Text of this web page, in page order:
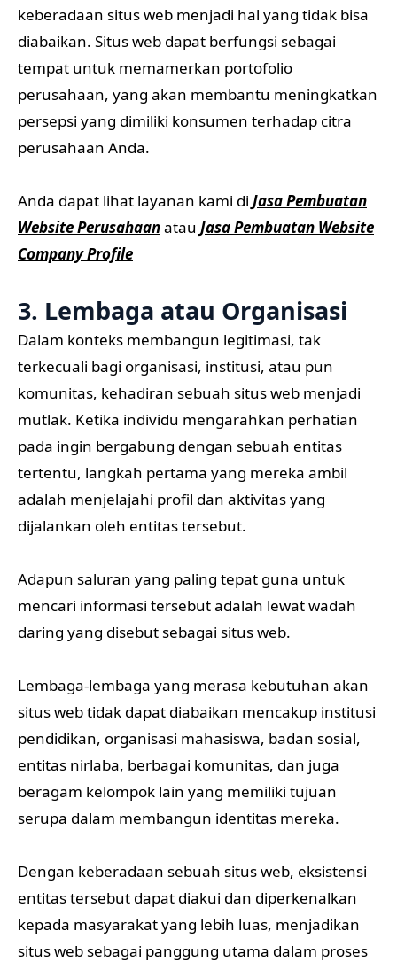
keberadaan situs web menjadi hal yang tidak bisa
diabaikan. Situs web dapat berfungsi sebagai
tempat untuk memamerkan portofolio
perusahaan, yang akan membantu meningkatkan
persepsi yang dimiliki konsumen terhadap citra
perusahaan Anda.
Anda dapat lihat layanan kami di Jasa Pembuatan
Website Perusahaanatau Jasa Pembuatan Website
Company Profile
3. Lembaga atau Organisasi
Dalam konteks membangun legitimasi, tak
terkecuali bagi organisasi, institusi, atau pun
komunitas, kehadiran sebuah situs web menjadi
mutlak. Ketika individu mengarahkan perhatian
pada ingin bergabung dengan sebuah entitas
tertentu, langkah pertama yang mereka ambil
adalah menjelajahi profil dan aktivitas yang
dijalankan oleh entitas tersebut.
Adapun saluran yang paling tepat guna untuk
mencari informasi tersebut adalah lewat wadah
daring yang disebut sebagai situs web.
Lembaga-lembaga yang merasa kebutuhan akan
situs web tidak dapat diabaikan mencakup institusi
pendidikan, organisasi mahasiswa, badan sosial,
entitas nirlaba, berbagai komunitas, dan juga
beragam kelompok lain yang memiliki tujuan
serupa dalam membangun identitas mereka.
Dengan keberadaan sebuah situs web, eksistensi
entitas tersebut dapat diakui dan diperkenalkan
kepada masyarakat yang lebih luas, menjadikan
situs web sebagai panggung utama dalam proses